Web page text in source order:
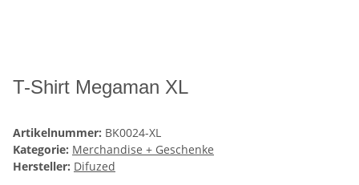
T-Shirt Megaman XL
Artikelnummer: BK0024-XL
Kategorie: Merchandise + Geschenke
Hersteller: Difuzed